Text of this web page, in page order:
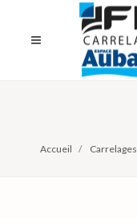
Accueil Carrelages